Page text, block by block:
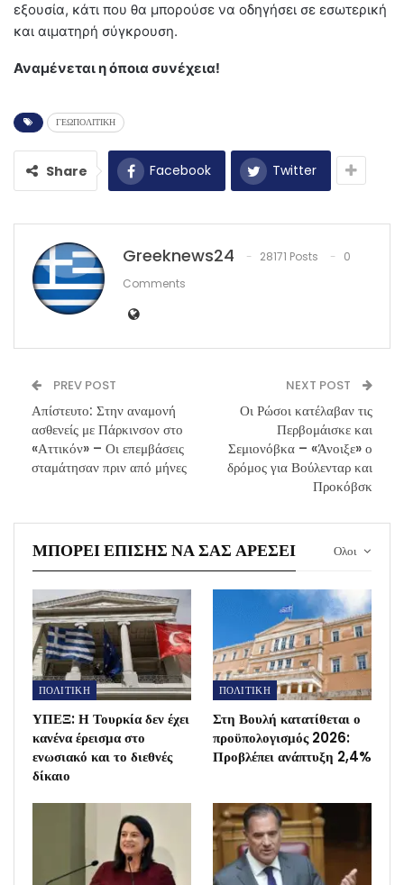
εξουσία, κάτι που θα μπορούσε να οδηγήσει σε εσωτερική
και αιματηρή σύγκρουση.
Αναμένεται η όποια συνέχεια!
ΓΕΩΠΟΛΙΤΙΚΗ
Share Facebook Twitter
Greeknews24 28171 Posts
0
Comments
PREV POST
Απίστευτο: Στην αναμονή
ασθενείς με Πάρκινσον στο
«Αττικόν» – Οι επεμβάσεις
σταμάτησαν πριν από μήνες
NEXT POST
Οι Ρώσοι κατέλαβαν τις
Περβομάισκε και
Σεμιονόβκα – «Άνοιξε» ο
δρόμος για Βούλενταρ και
Προκόβσκ
Ολοι
ΜΠΟΡΕΊ ΕΠΊΣΗΣ ΝΑ ΣΑΣ ΑΡΈΣΕΙ
ΠΟΛΙΤΙΚΗ
ΥΠΕΞ: Η Τουρκία δεν έχει
κανένα έρεισμα στο
ενωσιακό και το διεθνές
δίκαιο
ΠΟΛΙΤΙΚΗ
Στη Βουλή κατατίθεται ο
προϋπολογισμός 2026:
Προβλέπει ανάπτυξη 2,4%